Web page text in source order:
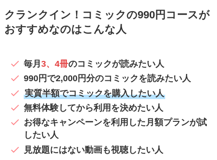
クランクイン！コミックの990円コースが
おすすめなのはこんな人
毎月3、4冊のコミックが読みたい人
990円で2,000円分のコミックを読みたい人
実質半額でコミックを購入したい人
無料体験してから利用を決めたい人
お得なキャンペーンを利用した月額プランが試
したい人
見放題にはない動画も視聴したい人